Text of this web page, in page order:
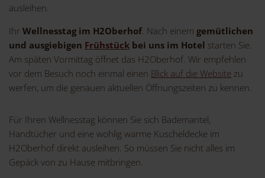
ausleihen.
Ihr Wellnesstag im H2Oberhof . Nach einem gemütlichen
und ausgiebigen Frühstück bei uns im Hotel starten Sie.
Am späten Vormittag öffnet das H2Oberhof. Wir empfehlen
vor dem Besuch noch einmal einen Blick auf die Website zu
werfen, um die genauen aktuellen Öffnungszeiten zu kennen.
Für Ihren Wellnesstag können Sie sich Bademantel,
Handtücher und eine wohlig warme Kuscheldecke im
H2Oberhof direkt ausleihen. So müssen Sie nicht alles im
Gepäck von zu Hause mitbringen.